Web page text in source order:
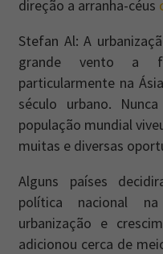
direção a arranha-céus
Stefan Al: A
grande vento a
particularmente na
século urbano.
população mundial
muitas e diversas
Alguns países
política nacional
urbanização e
adicionou cerca de